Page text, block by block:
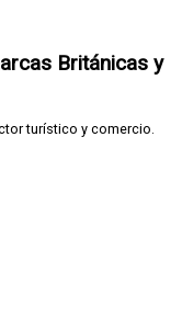
Británicas y
turístico y comercio.